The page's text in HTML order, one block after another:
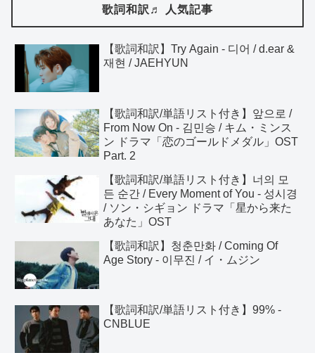
歌詞和訳♬ 人気記事
【歌詞和訳】Try Again - 디어 / d.ear &
재현 / JAEHYUN
【歌詞和訳/単語リスト付き】앞으로 /
From Now On - 김민승 / キム・ミンス
ン ドラマ「恋のゴールドメダル」OST
Part. 2
【歌詞和訳/単語リスト付き】너의 모
든 순간 / Every Moment of You - 성시경
/ ソン・シギョン ドラマ「星から来た
あなた」OST
【歌詞和訳】청춘만화 / Coming Of
Age Story - 이무진 / イ・ムジン
【歌詞和訳/単語リスト付き】99% -
CNBLUE